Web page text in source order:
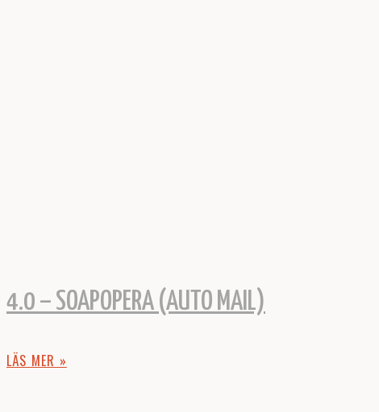
4.0 – SOAPOPERA (AUTO MAIL)
LÄS MER »